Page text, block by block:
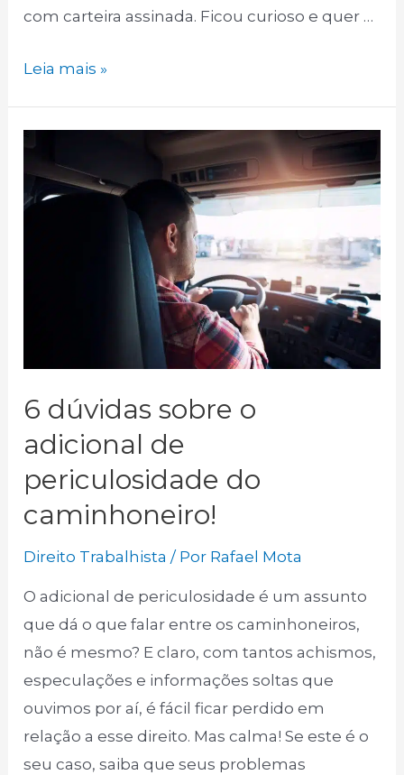
com carteira assinada. Ficou curioso e quer …
Caminhoneiro,
direitos
em
caso
Leia mais »
6 dúvidas sobre o
adicional de
periculosidade do
caminhoneiro!
Direito Trabalhista / Por Rafael Mota
O adicional de periculosidade é um assunto
que dá o que falar entre os caminhoneiros,
não é mesmo? E claro, com tantos achismos,
especulações e informações soltas que
ouvimos por aí, é fácil ficar perdido em
relação a esse direito. Mas calma! Se este é o
seu caso, saiba que seus problemas